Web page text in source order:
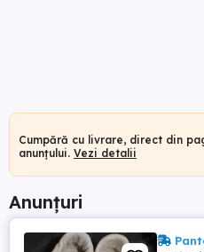
Cumpără cu livrare, direct din
anunțului. Vezi detalii
Anunțuri